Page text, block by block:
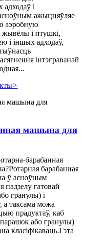
і
ажыццяўляе
аэробную
і птушкі,
і іншых адходаў,
інтэграванай
>
машына для
барабанная
барабанная
ў асноўным
падзелу гатовай
гранулы) і
а таксама можа
прадуктаў, каб
або гранулы)
класіфікаваць.Гэта